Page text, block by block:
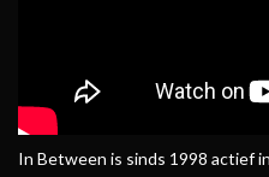
In Between is sinds 1998 actief